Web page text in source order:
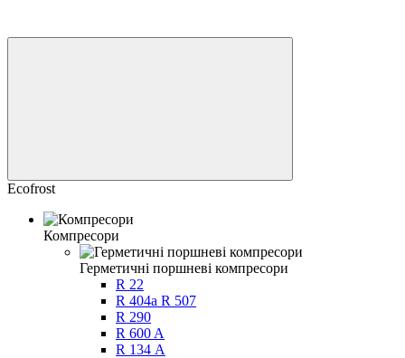
Ecofrost
Компресори
Герметичні поршневі компресори
R 22
R 404a R 507
R 290
R 600 A
R 134 А